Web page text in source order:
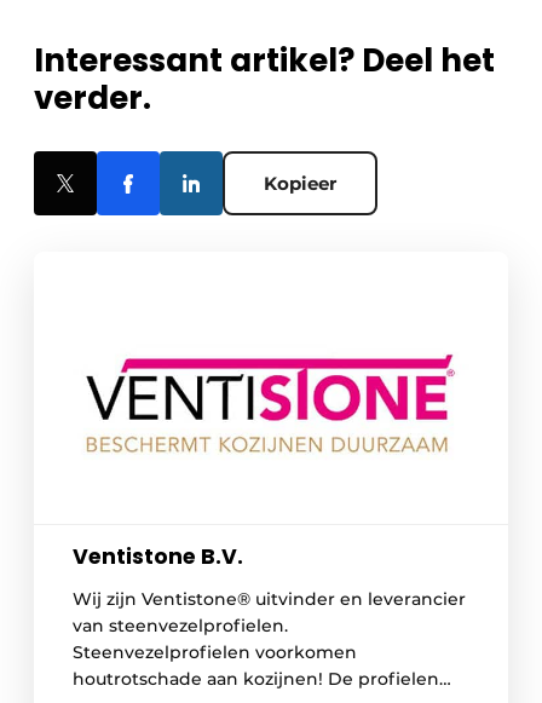
Interessant artikel? Deel het
verder.
Kopieer
Ventistone B.V.
Wij zijn Ventistone® uitvinder en leverancier
van steenvezelprofielen.
Steenvezelprofielen voorkomen
houtrotschade aan kozijnen! De profielen